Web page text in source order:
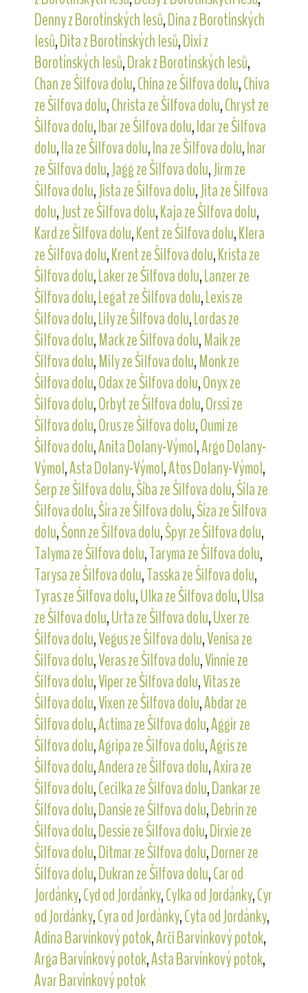
Denny z Borotínských lesů,Dina z Borotínských
lesů,Dita z Borotínských lesů,Dixi z
Borotínských lesů,Drak z Borotínských lesů,
Chan ze Šilfova dolu,China ze Šilfova dolu,Chiva
ze Šilfova dolu,Christa ze Šilfova dolu,Chryst ze
Šilfova dolu,Ibar ze Šilfova dolu,Idar ze Šilfova
dolu,Ila ze Šilfova dolu,Ina ze Šilfova dolu,Inar
ze Šilfova dolu,Jagg ze Šilfova dolu,Jirm ze
Šilfova dolu,Jista ze Šilfova dolu,Jita ze Šilfova
dolu,Just ze Šilfova dolu,Kaja ze Šilfova dolu,
Kard ze Šilfova dolu,Kent ze Šilfova dolu,Klera
ze Šilfova dolu,Krent ze Šilfova dolu,Krista ze
Šilfova dolu,Laker ze Šilfova dolu,Lanzer ze
Šilfova dolu,Legat ze Šilfova dolu,Lexis ze
Šilfova dolu,Lily ze Šilfova dolu,Lordas ze
Šilfova dolu,Mack ze Šilfova dolu,Maik ze
Šilfova dolu,Mily ze Šilfova dolu,Monk ze
Šilfova dolu,Odax ze Šilfova dolu,Onyx ze
Šilfova dolu,Orbyt ze Šilfova dolu,Orssi ze
Šilfova dolu,Orus ze Šilfova dolu,Oumi ze
Šilfova dolu,Anita Dolany-Výmol,Argo Dolany-
Výmol,Asta Dolany-Výmol,Atos Dolany-Výmol,
Šerp ze Šilfova dolu,Šíba ze Šilfova dolu,Šíla ze
Šilfova dolu,Šíra ze Šilfova dolu,Šíza ze Šilfova
dolu,Šonn ze Šilfova dolu,Špyr ze Šilfova dolu,
Talyma ze Šilfova dolu,Taryma ze Šilfova dolu,
Tarysa ze Šilfova dolu,Tasska ze Šilfova dolu,
Tyras ze Šilfova dolu,Ulka ze Šilfova dolu,Ulsa
ze Šilfova dolu,Urta ze Šilfova dolu,Uxer ze
Šilfova dolu,Vegus ze Šilfova dolu,Venisa ze
Šilfova dolu,Veras ze Šilfova dolu,Vinnie ze
Šilfova dolu,Viper ze Šilfova dolu,Vitas ze
Šilfova dolu,Vixen ze Šilfova dolu,Abdar ze
Šilfova dolu,Actima ze Šilfova dolu,Aggir ze
Šilfova dolu,Agripa ze Šilfova dolu,Agris ze
Šilfova dolu,Andera ze Šilfova dolu,Axira ze
Šilfova dolu,Cecilka ze Šilfova dolu,Dankar ze
Šilfova dolu,Dansie ze Šilfova dolu,Debrin ze
Šilfova dolu,Dessie ze Šilfova dolu,Dirxie ze
Šilfova dolu,Ditmar ze Šilfova dolu,Dorner ze
Šilfova dolu,Dukran ze Šilfova dolu,Car od
Jordánky,Cyd od Jordánky,Cylka od Jordánky,Cyr
od Jordánky,Cyra od Jordánky,Cyta od Jordánky,
Adina Barvínkový potok,Arči Barvínkový potok,
Arga Barvínkový potok,Asta Barvínkový potok,
Avar Barvínkový potok